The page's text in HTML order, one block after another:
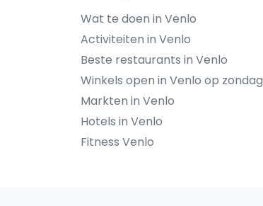
Wat te doen in Venlo
Activiteiten in Venlo
Beste restaurants in Venlo
Winkels open in Venlo op zondag
Markten in Venlo
Hotels in Venlo
Fitness Venlo